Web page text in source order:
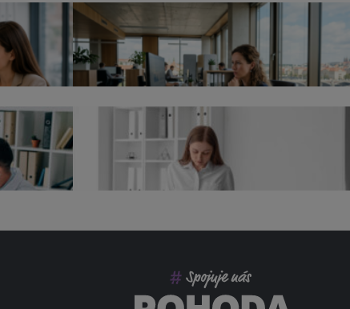
Vše o překážkách v práci na straně
zaměstnavatele